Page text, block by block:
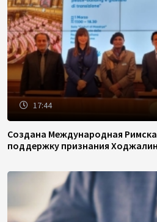
17:44
Создана Международная
поддержку признания